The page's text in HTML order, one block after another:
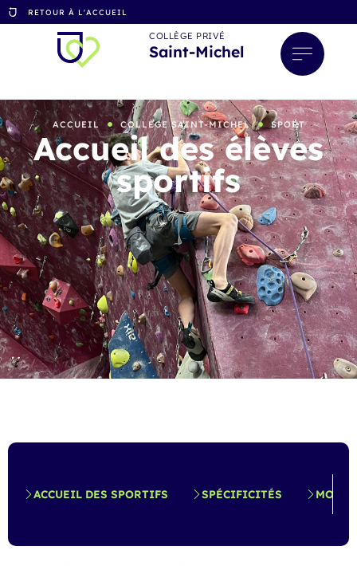
RETOUR À L'ACCUEIL
COLLÈGE PRIVÉ
Saint-Michel
ACCUEIL COLLÈGE SAINT-MICHEL SPORT
Accueil des élèves
sportifs
ACCUEIL DES SPORTIFS SPÉCIFICITÉS